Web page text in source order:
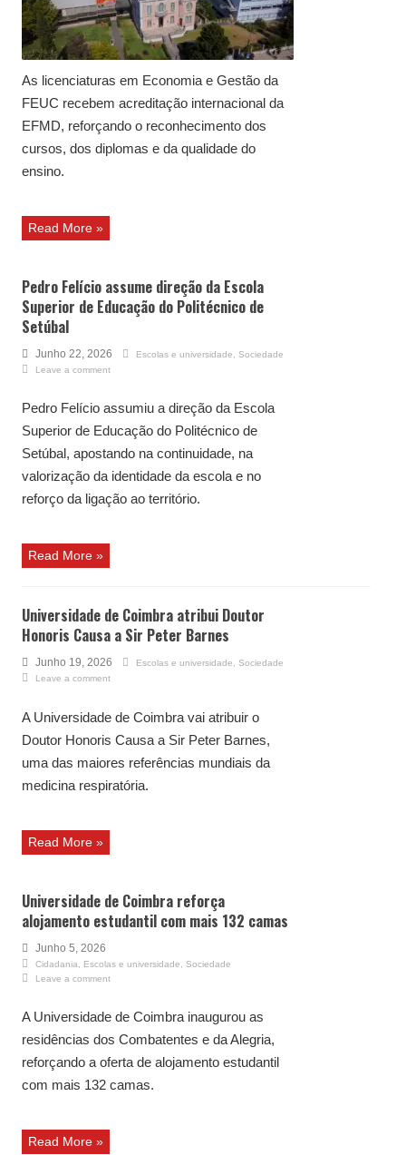
As licenciaturas em Economia e Gestão da
FEUC recebem acreditação internacional da
EFMD, reforçando o reconhecimento dos
cursos, dos diplomas e da qualidade do
ensino.
Read More »
Pedro Felício assume direção da Escola
Superior de Educação do Politécnico de
Setúbal
Junho 22, 2026 Escolas e universidade
Sociedade
Leave a comment
Pedro Felício assumiu a direção da Escola
Superior de Educação do Politécnico de
Setúbal, apostando na continuidade, na
valorização da identidade da escola e no
reforço da ligação ao território.
Read More »
Universidade de Coimbra atribui Doutor
Honoris Causa a Sir Peter Barnes
Junho 19, 2026 Escolas e universidade, Sociedade
Leave a comment
A Universidade de Coimbra vai atribuir o
Doutor Honoris Causa a Sir Peter Barnes,
uma das maiores referências mundiais da
medicina respiratória.
Read More »
Universidade de Coimbra reforça
alojamento estudantil com mais 132 camas
Junho 5, 2026
Cidadania Escolas e universidade
Sociedade
Leave a comment
A Universidade de Coimbra inaugurou as
residências dos Combatentes e da Alegria,
reforçando a oferta de alojamento estudantil
com mais 132 camas.
Read More »